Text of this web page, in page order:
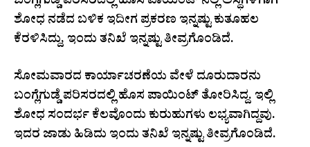
ಶೋಧ ನಡೆದ ಬಳಿಕ ಇದೀಗ ಪ್ರಕರಣ ಇನ್ನಷ್ಟು ಕುತೂಹಲ‌
ಕೆರಳಿಸಿದ್ದು, ಇಂದು ತನಿಖೆ ಇನ್ನಷ್ಟು ತೀವ್ರಗೊಂಡಿದೆ.
ಸೋಮವಾರದ ಕಾರ್ಯಾಚರಣೆಯ ವೇಳೆ ದೂರುದಾರನು
ಬಂಗ್ಲೆಗುಡ್ಡೆ ಪರಿಸರದಲ್ಲಿ ಹೊಸ ಪಾಯಿಂಟ್ ತೋರಿಸಿದ್ದ. ಇಲ್ಲಿ
ಶೋಧ ಸಂದರ್ಭ ಕೆಲವೊಂದು ಕುರುಹುಗಳು ಲಭ್ಯವಾಗಿದ್ದವು.
ಇದರ ಜಾಡು ಹಿಡಿದು ಇಂದು ತನಿಖೆ ಇನ್ನಷ್ಟು ತೀವ್ರಗೊಂಡಿದೆ.